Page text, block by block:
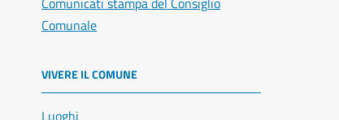
Comunale
VIVERE IL COMUNE